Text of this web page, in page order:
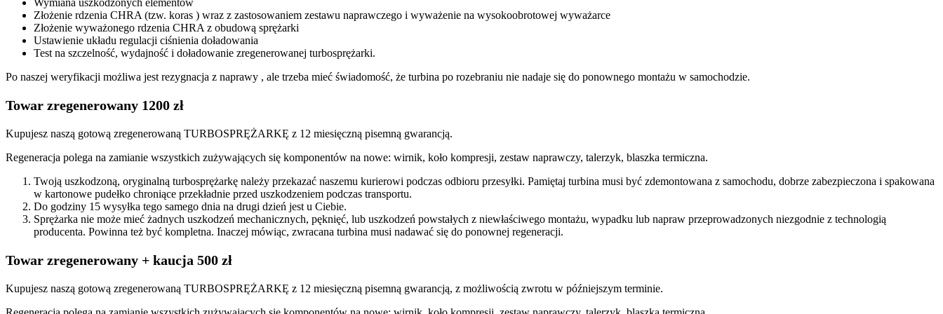
Złożenie rdzenia CHRA (tzw. koras ) wraz z zastosowaniem zestawu naprawczego i wyważenie na wysokoobrotowej wyważarce
Złożenie wyważonego rdzenia CHRA z obudową sprężarki
Ustawienie układu regulacji ciśnienia doładowania
Test na szczelność, wydajność i doładowanie zregenerowanej turbosprężarki.
Po naszej weryfikacji możliwa jest rezygnacja z naprawy , ale trzeba mieć świadomość, że turbina po rozebraniu nie nadaje się do ponownego montażu w samochodzie.
Towar zregenerowany 1200 zł
Kupujesz naszą gotową zregenerowaną TURBOSPRĘŻARKĘ z 12 miesięczną pisemną gwarancją.
Regeneracja polega na zamianie wszystkich zużywających się komponentów na nowe: wirnik, koło kompresji, zestaw naprawczy, talerzyk, blaszka termiczna.
Twoją uszkodzoną, oryginalną turbosprężarkę należy przekazać naszemu kurierowi podczas odbioru przesyłki. Pamiętaj turbina musi być zdemontowana z samochodu, dobrze zabezpieczona i spakowana
w kartonowe pudełko chroniące przekładnie przed uszkodzeniem podczas transportu.
Do godziny 15 wysyłka tego samego dnia na drugi dzień jest u Ciebie.
Sprężarka nie może mieć żadnych uszkodzeń mechanicznych, pęknięć, lub uszkodzeń powstałych z niewłaściwego montażu, wypadku lub napraw przeprowadzonych niezgodnie z technologią
producenta. Powinna też być kompletna. Inaczej mówiąc, zwracana turbina musi nadawać się do ponownej regeneracji.
Towar zregenerowany + kaucja 500 zł
Kupujesz naszą gotową zregenerowaną TURBOSPRĘŻARKĘ z 12 miesięczną pisemną gwarancją, z możliwością zwrotu w późniejszym terminie.